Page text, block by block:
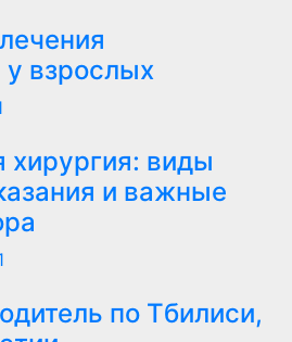
у взрослых
хирургия: виды
и важные
по Тбилиси,